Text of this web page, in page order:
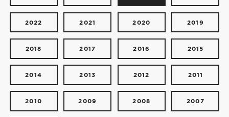
2022 2021 2020 2019
2018 2017 2016 2015
2014 2013 2012 2011
2010 2009 2008 2007